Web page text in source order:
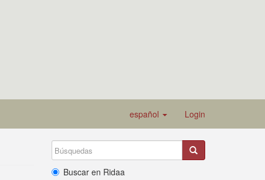
español Login
Buscar en Ridaa